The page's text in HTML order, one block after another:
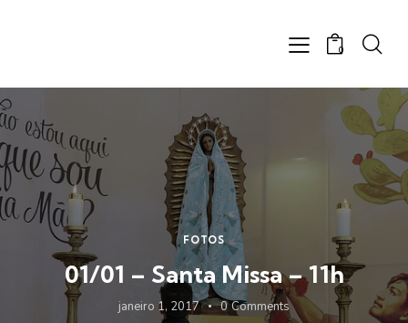
0
FOTOS
01/01 – Santa Missa – 11h
janeiro 1, 2017 0 Comments